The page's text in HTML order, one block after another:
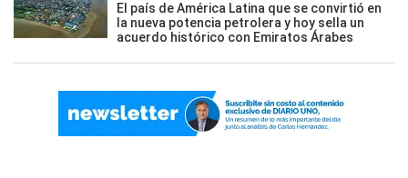
El país de América Latina que se convirtió en
la nueva potencia petrolera y hoy sella un
acuerdo histórico con Emiratos Árabes